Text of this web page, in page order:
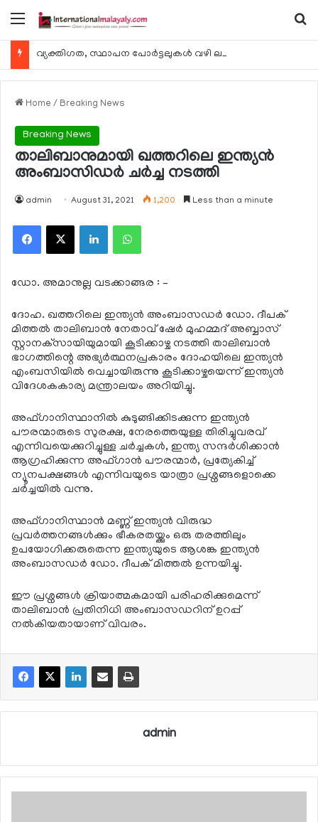
Menu
Home / Breaking News
Breaking News
താലിബാനുമായി ഖത്തറിലെ ഇന്ത്യന്‍
അംബാസിഡര്‍ ചര്‍ച്ച നടത്തി
admin August 31, 2021 1,200 Less than a minute
Facebook
X LinkedInWhatsApp
ഡോ. അമാനുല്ല വടക്കാങ്ങര : –
ദോഹ. ഖത്തറിലെ ഇന്ത്യന്‍ അംബാസഡര്‍ ഡോ. ദീപക്
മിത്തല്‍ താലിബാന്‍ നേതാവ് ഷേര്‍ മുഹമ്മദ് അബ്ബാസ്
സ്റ്റാനക്‌സായിയുമായി കൂടിക്കാഴ്ച നടത്തി താലിബാന്‍
ഭാഗത്തിന്റെ അഭ്യര്‍ത്ഥനപ്രകാരം ദോഹയിലെ ഇന്ത്യന്‍
എംബസിയില്‍ വെച്ചായിരുന്നു കൂടിക്കാഴ്ചയെന്ന് ഇന്ത്യന്‍
വിദേശകകാര്യ മന്ത്രാലയം അറിയിച്ചു.
അഫ്ഗാനിസ്ഥാനില്‍ കുടുങ്ങിക്കിടക്കുന്ന ഇന്ത്യന്‍
പൗരന്മാരുടെ സുരക്ഷ, നേരത്തെയുള്ള തിരിച്ചുവരവ്
എന്നിവയെക്കുറിച്ചുള്ള ചര്‍ച്ചകള്‍, ഇന്ത്യ സന്ദര്‍ശിക്കാന്‍
ആഗ്രഹിക്കുന്ന അഫ്ഗാന്‍ പൗരന്മാര്‍, പ്രത്യേകിച്ച്
ന്യൂനപക്ഷങ്ങള്‍ എന്നിവയുടെ യാത്രാ പ്രശ്നങ്ങളൊക്കെ
ചര്‍ച്ചയില്‍ വന്നു.
അഫ്ഗാനിസ്ഥാന്‍ മണ്ണ് ഇന്ത്യന്‍ വിരുദ്ധ
പ്രവര്‍ത്തനങ്ങള്‍ക്കും ഭീകരതയ്ക്കും ഒരു തരത്തിലും
ഉപയോഗിക്കരുതെന്ന ഇന്ത്യയുടെ ആശങ്ക ഇന്ത്യന്‍
അംബാസഡര്‍ ഡോ. ദീപക് മിത്തല്‍ ഉന്നയിച്ചു.
ഈ പ്രശ്നങ്ങള്‍ ക്രിയാത്മകമായി പരിഹരിക്കുമെന്ന്
താലിബാന്‍ പ്രതിനിധി അംബാസഡറിന് ഉറപ്പ്
നല്‍കിയതായാണ് വിവരം.
admin